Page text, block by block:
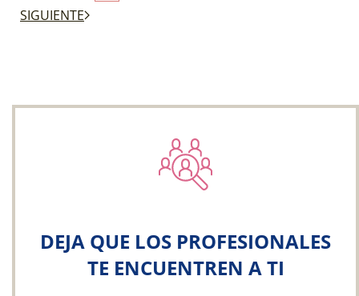
SIGUIENTE
DEJA QUE LOS PROFESIONALES
TE ENCUENTREN A TI